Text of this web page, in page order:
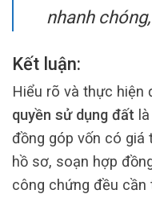
nhanh
Kết luận:
Hiểu rõ và thực hiện
quyền sử dụng đất
đồng góp vốn có giá
hồ sơ, soạn hợp
công chứng đều cần